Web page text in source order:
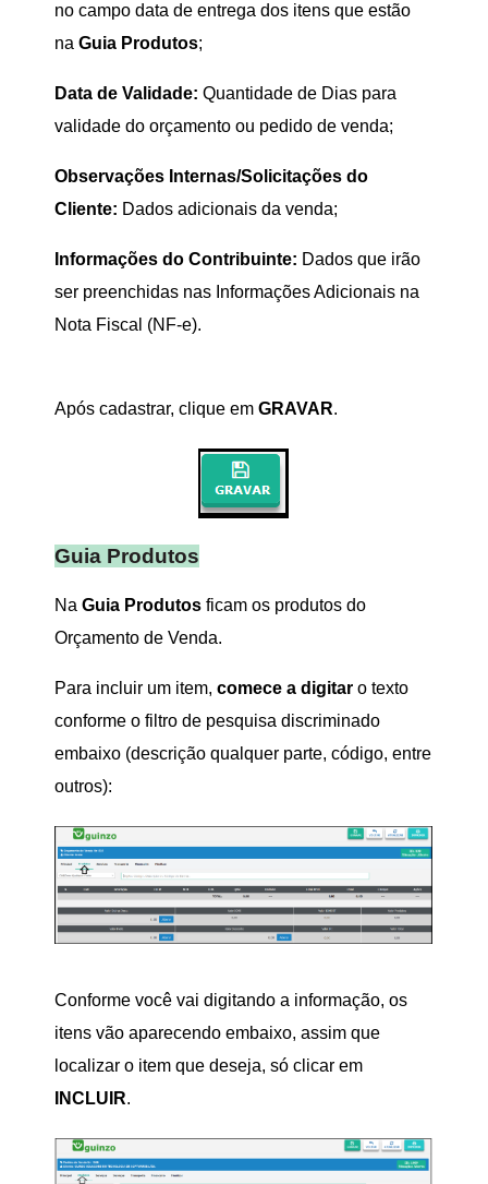
no campo data de entrega dos itens que estão
na Guia Produtos;
Data de Validade: Quantidade de Dias para
validade do orçamento ou pedido de venda;
Observações Internas/Solicitações do
Cliente: Dados adicionais da venda;
Informações do Contribuinte: Dados que irão
ser preenchidas nas Informações Adicionais na
Nota Fiscal (NF-e).
Após cadastrar, clique em GRAVAR.
Guia Produtos
Na Guia Produtos ficam os produtos do
Orçamento de Venda.
Para incluir um item, comece a digitar o texto
conforme o filtro de pesquisa discriminado
embaixo (descrição qualquer parte, código, entre
outros):
Conforme você vai digitando a informação, os
itens vão aparecendo embaixo, assim que
localizar o item que deseja, só clicar em
INCLUIR.